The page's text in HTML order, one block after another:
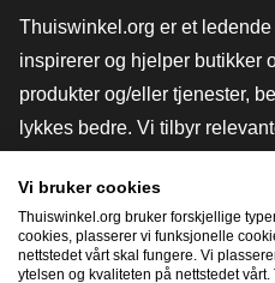
Thuiswinkel.org er et
inspirerer og hjelper butikker
produkter og/eller tjenester,
lykkes bedre. Vi tilbyr
verktøy og råd,
og har vår egen
Academy.
Vi bruker cookies
Thuiswinkel.org bruker forskjellige
cookies, plasserer vi funksjonelle
nettstedet vårt skal fungere. Vi
ytelsen og kvaliteten på nettstedet